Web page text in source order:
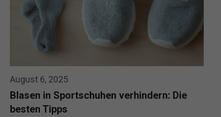
August 6, 2025
Blasen in Sportschuhen verhindern: Die
besten Tipps